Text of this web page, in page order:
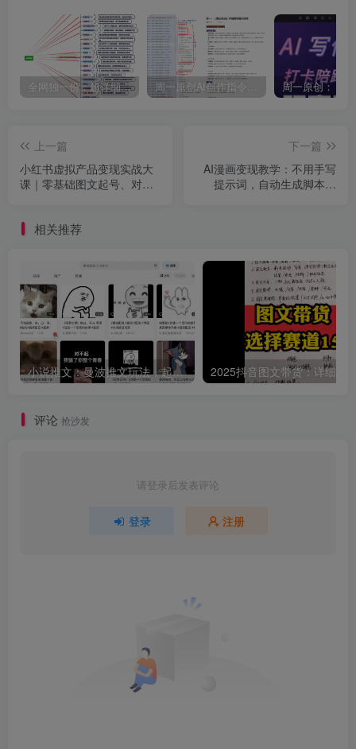
全网独一份：超详细的40+个自媒体赛道领域解析手册，让你的内容创作不再局限！ 周一原创AI创作指令词：30+个领域赛道的创作提示词集合
上一篇
小红书虚拟产品变现实战大
课｜零基础图文起号、对标
下一篇
AI漫画变现教学：不用手写
提示词，自动生成脚本文
相关推荐
小说推文：曼波推文玩法，起号快，流量猛，一天收益1k+
评论 抢沙发
请登录后发表评论
登录 注册